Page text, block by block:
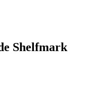
Shelfmark